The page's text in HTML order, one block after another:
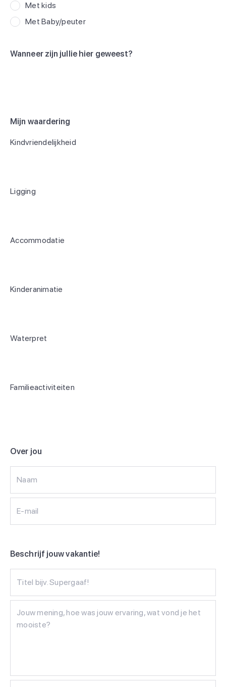
Met kids
Met Baby/peuter
Wanneer zijn jullie hier geweest?
Mijn waardering
Kindvriendelijkheid
Ligging
Accommodatie
Kinderanimatie
Waterpret
Familieactiviteiten
Over jou
Naam
E-mail
Beschrijf jouw vakantie!
Titel bijv. Supergaaf!